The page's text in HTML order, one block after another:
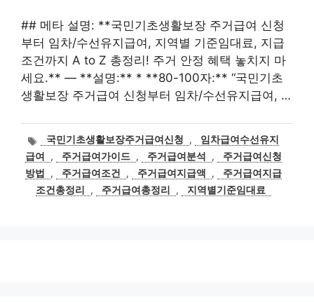
## 메타 설명: **국민기초생활보장 주거급여 신청
부터 임차/수선유지급여, 지역별 기준임대료, 지급
조건까지 A to Z 총정리! 주거 안정 혜택 놓치지 마
세요.** — **설명:** * **80-100자:** “국민기초
생활보장 주거급여 신청부터 임차/수선유지급여, …
태
그
국민기초생활보장주거급여신청 ,
임차급여수선유지
급여
, 주거급여가이드 , 주거급여분석 ,
주거급여신청
방법
, 주거급여조건 , 주거급여지급액 ,
주거급여지급
조건총정리
, 주거급여총정리 , 지역별기준임대료